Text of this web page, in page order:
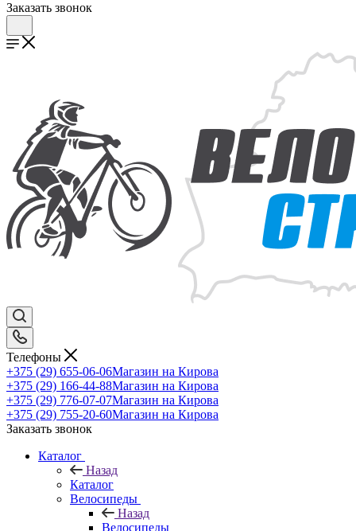
Заказать звонок
Телефоны
+375 (29) 655-06-06Магазин на Кирова
+375 (29) 166-44-88Магазин на Кирова
+375 (29) 776-07-07Магазин на Кирова
+375 (29) 755-20-60Магазин на Кирова
Заказать звонок
Каталог
Назад
Каталог
Велосипеды
Назад
Велосипеды